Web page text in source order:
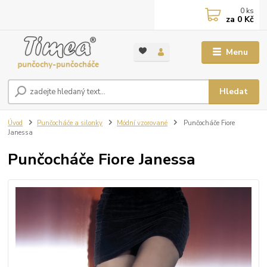
Menu
Hledat
0 ks
za 0 Kč
Úvod Punčocháče a silonky Módní vzorované
Punčocháče Fiore
Janessa
Punčocháče Fiore Janessa